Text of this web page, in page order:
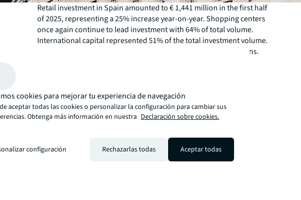
Retail investment in Spain amounted to € 1,441 million in the first half
of 2025, representing a 25% increase year-on-year. Shopping centers
once again continue to lead investment with 64% of total volume.
International capital represented 51% of the total investment volume.
Core assets accounted for 46% of the total number of transactions.
cookies para mejorar tu experiencia de navegación
aceptar todas las cookies o personalizar la configuración para cambiar sus
Obtenga más información en nuestra Declaración sobre cookies.
configuración Rechazarlas todas Aceptar todas